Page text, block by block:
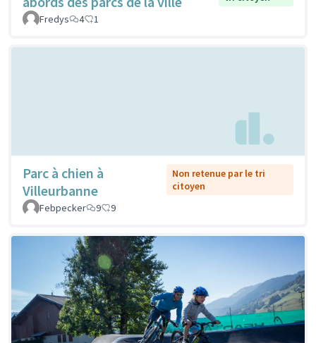
Fredys
4 1
Parc à chien à
Villeurbanne
Non retenue par le tri
citoyen
Febpecker
9 9